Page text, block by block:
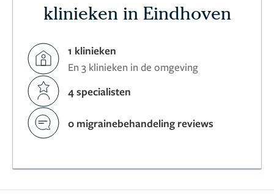
klinieken in Eindhoven
1 klinieken
En 3 klinieken in de omgeving
4 specialisten
0 migrainebehandeling reviews